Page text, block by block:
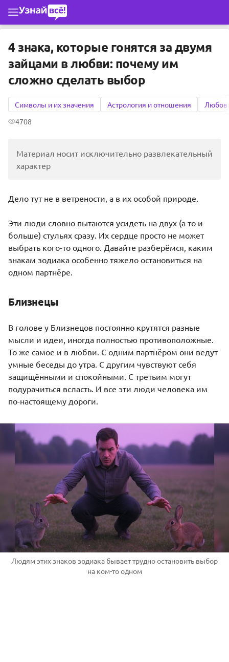
Перейти к основному содержимому
4 знака, которые гонятся за двумя
зайцами в любви: почему им
сложно сделать выбор
Символы и их значения Астрология и отношения
4708
Материал носит исключительно развлекательный
характер
Дело тут не в ветрености, а в их особой природе.
Эти люди словно пытаются усидеть на двух (а то и
больше) стульях сразу. Их сердце просто не может
выбрать кого-то одного. Давайте разберёмся, каким
знакам зодиака особенно тяжело остановиться на
одном партнёре.
Близнецы
В голове у Близнецов постоянно крутятся разные
мысли и идеи, иногда полностью противоположные.
То же самое и в любви. С одним партнёром они ведут
умные беседы до утра. С другим чувствуют себя
защищёнными и спокойными. С третьим могут
подурачиться всласть. И все эти люди человека им
по-настоящему дороги.
Людям этих знаков зодиака бывает трудно остановить выбор
на ком-то одном